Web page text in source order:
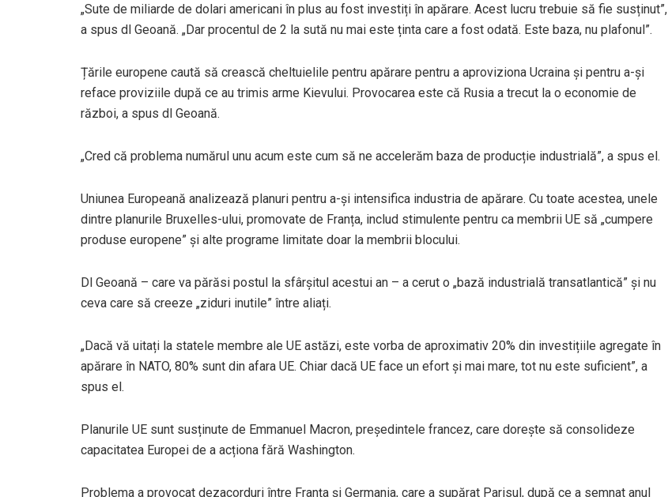
„Sute de miliarde de dolari americani în plus au fost investiți în apărare. Acest lucru trebuie să fie susținut”,
a spus dl Geoană. „Dar procentul de 2 la sută nu mai este ținta care a fost odată. Este baza, nu plafonul”.
Țările europene caută să crească cheltuielile pentru apărare pentru a aproviziona Ucraina și pentru a-și
reface proviziile după ce au trimis arme Kievului. Provocarea este că Rusia a trecut la o economie de
război, a spus dl Geoană.
„Cred că problema numărul unu acum este cum să ne accelerăm baza de producție industrială”, a spus el.
Uniunea Europeană analizează planuri pentru a-și intensifica industria de apărare. Cu toate acestea, unele
dintre planurile Bruxelles-ului, promovate de Franța, includ stimulente pentru ca membrii UE să „cumpere
produse europene” și alte programe limitate doar la membrii blocului.
Dl Geoană – care va părăsi postul la sfârșitul acestui an – a cerut o „bază industrială transatlantică” și nu
ceva care să creeze „ziduri inutile” între aliați.
„Dacă vă uitați la statele membre ale UE astăzi, este vorba de aproximativ 20% din investițiile agregate în
apărare în NATO, 80% sunt din afara UE. Chiar dacă UE face un efort și mai mare, tot nu este suficient”, a
spus el.
Planurile UE sunt susținute de Emmanuel Macron, președintele francez, care dorește să consolideze
capacitatea Europei de a acționa fără Washington.
Problema a provocat dezacorduri între Franța și Germania, care a supărat Parisul, după ce a semnat anul